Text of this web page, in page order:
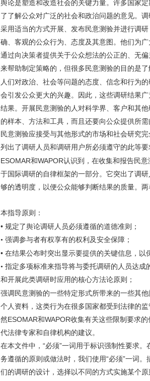
舆论是塑造和改造社会的关键力量。许多国家
了了解公众对广泛的社会和政治问题的意见。
采用适当的方式开展、发布民意测验并进行调
确、客观的公众行为、态度及其意图。他们为
通过向决策者提供关于公众想法的公正的、无
来帮助制定策略的，但很多民意测验的目的是了
人们对政治、社会等问题的态度、信念和行为
会引发公众更大的兴趣。因此，这些调研结果
结果。开展民意测验的人对科学界、客户和其
的样本、方法和工具，而且还要向公众提供所
民意测验应接受与其他形式的市场和社会研究
列出了调研人员和调研用户所必须遵守的此等
ESOMAR和WAPOR认识到，在收集和报告民
于国际调研的自律框架的一部分。它突出了调
够的透明度，以便公众能够判断结果的质量。
本指导原则：
• 规定了舆论调研人员必须遵循的道德准则；
• 强调参与者有权享有的权利及安全保障；
• 在结果公布时突出显示要提供的关键信息，以
• 指定多项标准来指导将与委托调研的人员达
和开展此类调研时应用的核心方法论原则；
强调民意测验的一些特定形式所带来的一些其
个人资料，这类行为在很多国家都受到法律的
然ESOMAR和WAPOR收集有关这些限制要求
代法律专家和自律机构的建议。
在本文件中，“必须”一词用于标识强制性要求
务遵循的原则或做法时，我们使用“必须”一词
们的调研的设计，选择以不同的方式实施某个原